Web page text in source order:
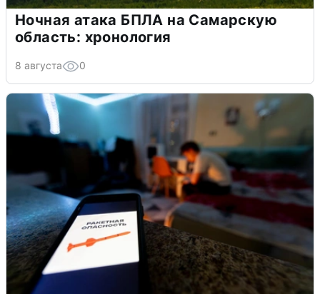
Ночная атака БПЛА на Самарскую
область: хронология
8 августа 0